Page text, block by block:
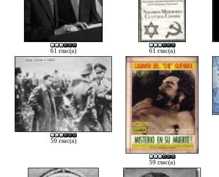
61 глас(а) 61 глас(а)
59 глас(а)
59 глас(а)